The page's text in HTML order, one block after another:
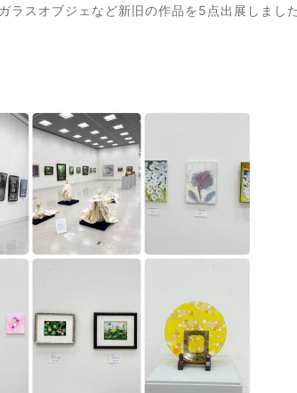
ラスオブジェなど新旧の作品を5点出展しまし